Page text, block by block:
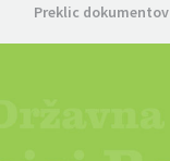
Preklic dokumentov